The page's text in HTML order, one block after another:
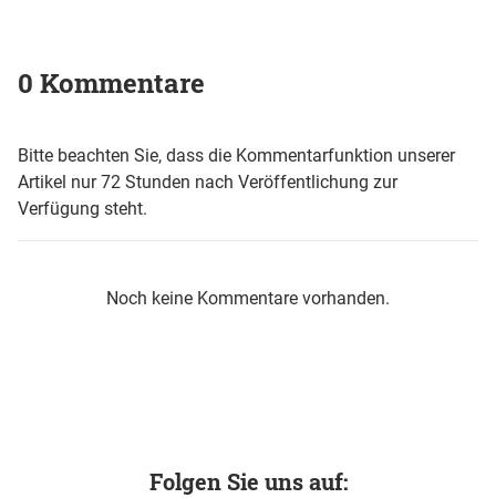
0 Kommentare
Bitte beachten Sie, dass die Kommentarfunktion unserer
Artikel nur 72 Stunden nach Veröffentlichung zur
Verfügung steht.
Noch keine Kommentare vorhanden.
Folgen Sie uns auf: